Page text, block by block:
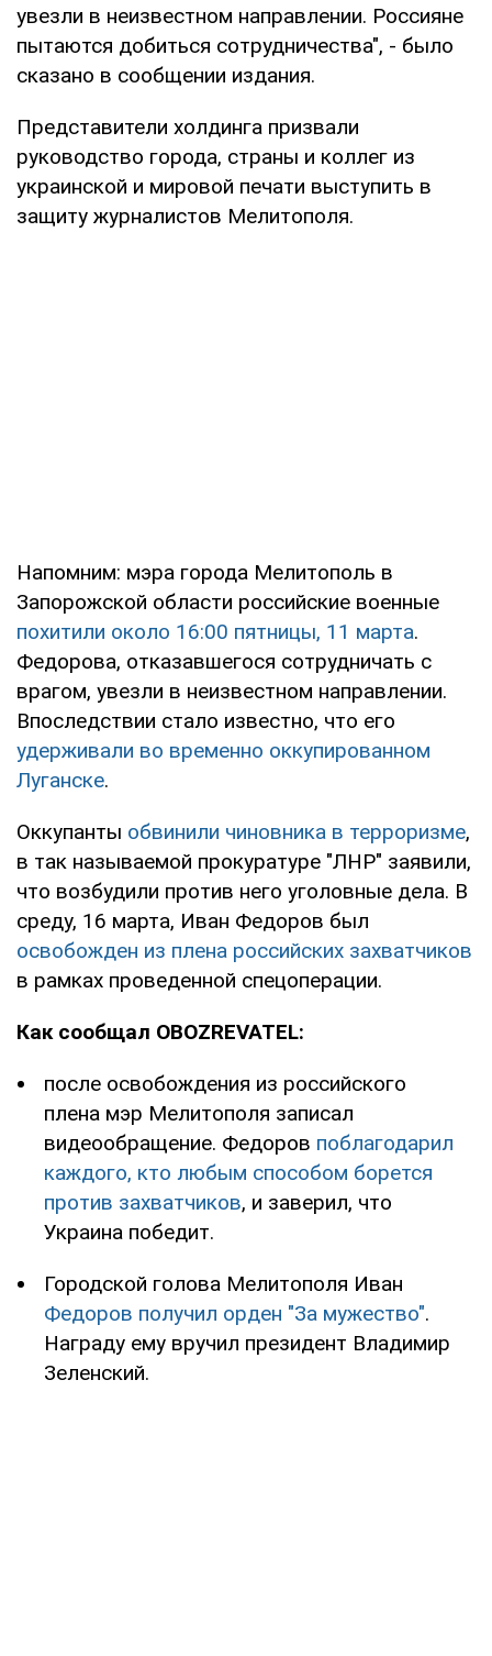
увезли в неизвестном направлении. Россияне
пытаются добиться сотрудничества", - было
сказано в сообщении издания.
Представители холдинга призвали
руководство города, страны и коллег из
украинской и мировой печати выступить в
защиту журналистов Мелитополя.
Напомним: мэра города Мелитополь в
Запорожской области российские военные
похитили около 16:00 пятницы, 11 марта.
Федорова, отказавшегося сотрудничать с
врагом, увезли в неизвестном направлении.
Впоследствии стало известно, что его
удерживали во временно оккупированном
Луганске.
Оккупанты обвинили чиновника в терроризме,
в так называемой прокуратуре "ЛНР" заявили,
что возбудили против него уголовные дела. В
среду, 16 марта, Иван Федоров был
освобожден из плена российских захватчиков
в рамках проведенной спецоперации.
Как сообщал OBOZREVATEL:
после освобождения из российского
плена мэр Мелитополя записал
видеообращение. Федоров поблагодарил
каждого, кто любым способом борется
против захватчиков, и заверил, что
Украина победит.
Городской голова Мелитополя Иван
Федоров получил орден "За мужество".
Награду ему вручил президент Владимир
Зеленский.